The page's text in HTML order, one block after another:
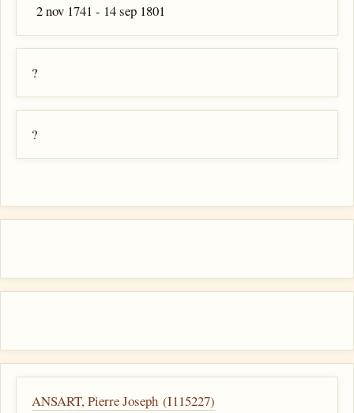
2 nov 1741 - 14 sep 1801
?
?
ANSART, Pierre Joseph (I115227)